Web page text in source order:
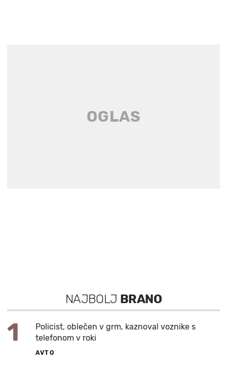
NAJBOLJ BRANO
1
Policist, oblečen v grm, kaznoval voznike s
telefonom v roki
AVTO